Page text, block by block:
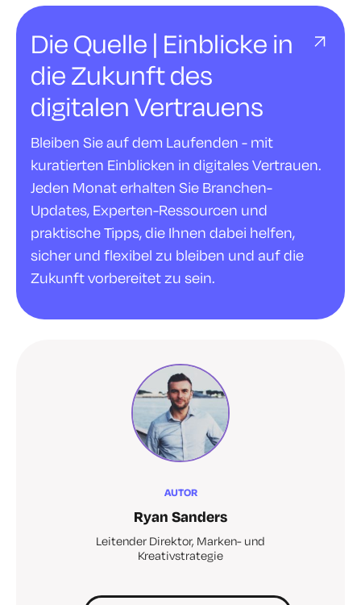
Die Quelle | Einblicke in
die Zukunft des
digitalen Vertrauens
Bleiben Sie auf dem Laufenden - mit
kuratierten Einblicken in digitales Vertrauen.
Jeden Monat erhalten Sie Branchen-
Updates, Experten-Ressourcen und
praktische Tipps, die Ihnen dabei helfen,
sicher und flexibel zu bleiben und auf die
Zukunft vorbereitet zu sein.
AUTOR
Ryan Sanders
Leitender Direktor, Marken- und
Kreativstrategie